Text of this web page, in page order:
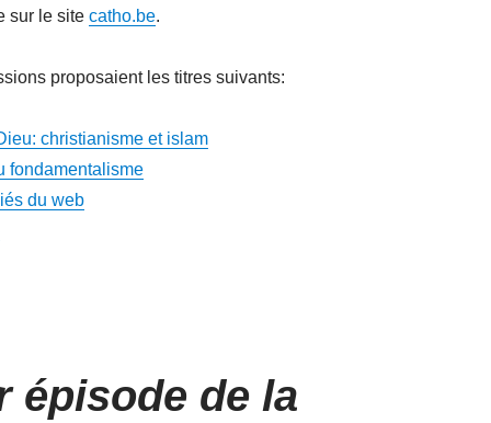
sur le site catho.be.
proposaient les titres suivants:
christianisme et islam
fondamentalisme
du web
épisode de la